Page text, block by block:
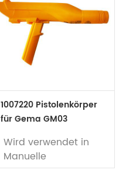
1007220 Pistolenkörper
für Gema GM03
Wird verwendet in
Manuelle
Pulverbeschichtungspistole